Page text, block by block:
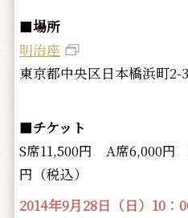
■場所
明治座
東京都中央区日本橋浜町2-
■チケット
S席11,500円 A席6,000
円（税込）
2014年9月28日（日）10：